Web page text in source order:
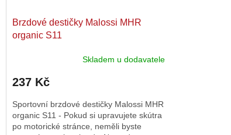
Brzdové destičky Malossi MHR
organic S11
Skladem u dodavatele
237 Kč
Sportovní brzdové destičky Malossi MHR
organic S11 - Pokud si upravujete skútra
po motorické stránce, neměli byste